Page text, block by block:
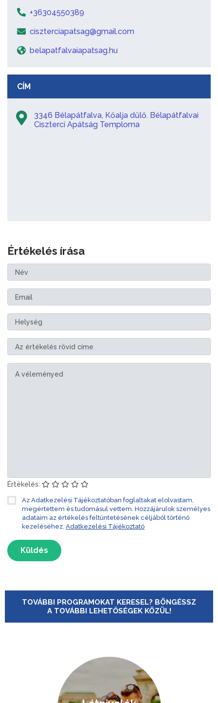
+36304550389
ciszterciapatsag@gmail.com
belapatfalvaiapatsag.hu
CÍM
3346 Bélapátfalva, Kőalja dűlő. Bélapátfalvai
Ciszterci Apátság Temploma
Értékelés írása
Értékelés:
Az Adatkezelési Tájékoztatóban foglaltakat elolvastam,
megértettem és tudomásul vettem. Hozzájárulok személyes
adataim az értékelés feltüntetésének céljából történő
kezeléséhez. Adatkezelési Tájékoztató
Küldés
TOVÁBBI PROGRAMOKAT KERESEL? BÖNGÉSSZ
A TOVÁBBI LEHETŐSÉGEK KÖZÜL!